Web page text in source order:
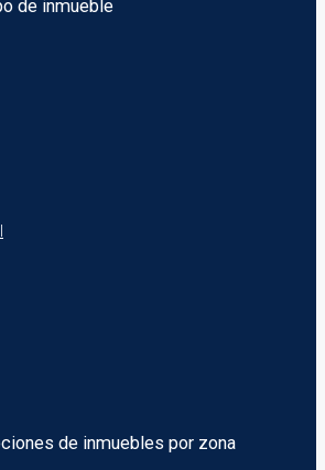
de inmueble
de inmuebles por zona